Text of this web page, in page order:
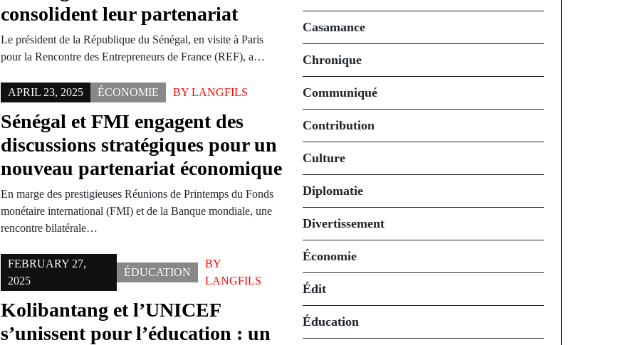
consolident leur partenariat
Le président de la République du Sénégal, en visite à Paris
pour la Rencontre des Entrepreneurs de France (REF), a…
APRIL 23, 2025 ÉCONOMIE BY LANGFILS
Sénégal et FMI engagent des
discussions stratégiques pour un
nouveau partenariat économique
En marge des prestigieuses Réunions de Printemps du Fonds
monétaire international (FMI) et de la Banque mondiale, une
rencontre bilatérale…
FEBRUARY 27,
2025
ÉDUCATION
BY
LANGFILS
Kolibantang et l’UNICEF
s’unissent pour l’éducation : un
Casamance
Chronique
Communiqué
Contribution
Culture
Diplomatie
Divertissement
Économie
Édit
Éducation